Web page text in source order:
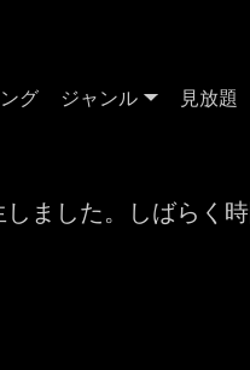
グ ジャンル 見放題
ました。しばらく